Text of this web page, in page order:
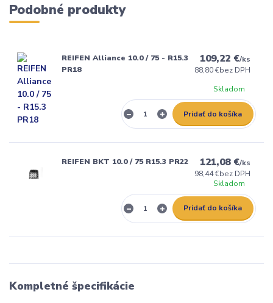
Podobné produkty
REIFEN Alliance 10.0 / 75 - R15.3
PR18
109,22 €/ks
88,80 €bez DPH
Skladom
Pridať do košíka
REIFEN BKT 10.0 / 75 R15.3 PR22 121,08 €/ks
98,44 €bez DPH
Skladom
Pridať do košíka
Kompletné špecifikácie